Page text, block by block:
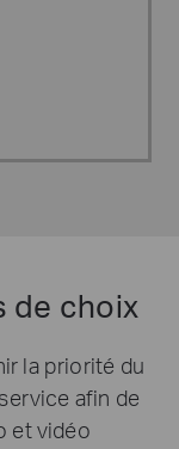
de choix
la priorité du
afin de
et vidéo